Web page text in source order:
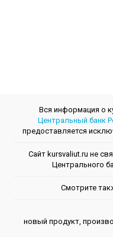
Вся информация о
Центральный банк
предоставляется
Сайт kursvaliut.ru не
Центрального
Смотрите
новый продукт,